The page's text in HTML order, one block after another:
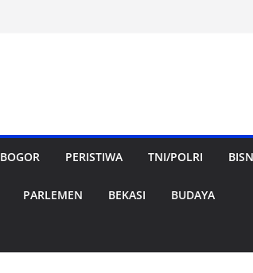
BOGOR PERISTIWA TNI/POLRI
PARLEMEN BEKASI BUDAYA